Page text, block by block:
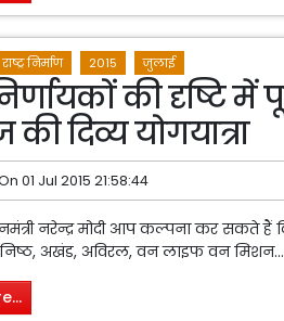
राष्ट्र निर्माण 2015 जुलाई
की दृष्टि में
की दिव्य योगयात्रा
01 Jul 2015 21:58:44
नरेन्द्र मोदी आप कल्पना कर सकते हैं
अखंड, अविरल, वन लाइफ वन मिशन...